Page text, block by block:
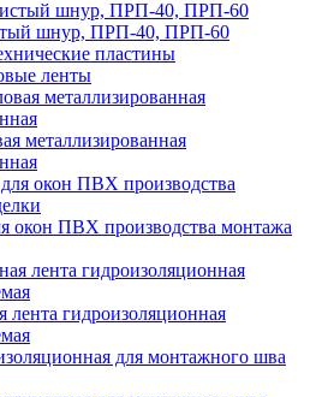
шнур, ПРП-40, ПРП-60
пластины
ленты
металлизированная
окон ПВХ производства монтажа
лента гидроизоляционная